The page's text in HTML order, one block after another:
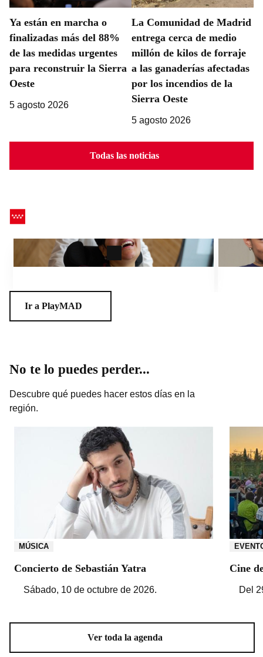
Ya están en marcha o
finalizadas más del 88%
de las medidas urgentes
para reconstruir la Sierra
Oeste
5 agosto 2026
La Comunidad de Madrid
entrega cerca de medio
millón de kilos de forraje
a las ganaderías afectadas
por los incendios de la
Sierra Oeste
5 agosto 2026
Todas las noticias
Ir a PlayMAD
No te lo puedes perder...
Descubre qué puedes hacer estos días en la
región.
Concierto de Sebastián Yatra
MÚSICA
Sábado, 10 de octubre de 2026.
Cine
Del
Ver toda la agenda